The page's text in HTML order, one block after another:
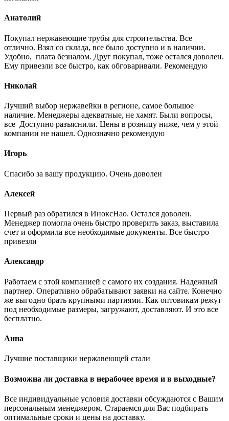
Анатолий
Покупал нержавеющие трубы для строительства. Все
отлично. Взял со склада, все было доступно и в наличии.
Удобно, плата безналом. Друг покупал, тоже остался доволен.
Ему привезли все быстро, как обговаривали. Рекомендую
Николай
Лучший выбор нержавейки в регионе, самое большое
наличие. Менеджеры адекватные, не хамят. Были вопросы,
все Доступно разъяснили. Цены в розницу ниже, чем у этой
компании не нашел. Однозначно рекомендую
Игорь
Спасибо за вашу продукцию. Очень доволен
Алексей
Первый раз обратился в ИноксНао. Остался доволен.
Менеджер помогла очень быстро проверить заказ, выставила
счет и оформила все необходимые документы. Все быстро
привезли
Александр
Работаем с этой компанией с самого их создания. Надежный
партнер. Оперативно обрабатывают заявки на сайте. Конечно
же выгодно брать крупными партиями. Как оптовикам режут
под необходимые размеры, загружают, доставляют. И это все
бесплатно.
Анна
Лучшие поставщики нержавеющей стали
Возможна ли доставка в нерабочее время и в выходные?
Все индивидуальные условия доставки обсуждаются с Вашим
персональным менеджером. Стараемся для Вас подбирать
оптимальные сроки и цены на доставку.